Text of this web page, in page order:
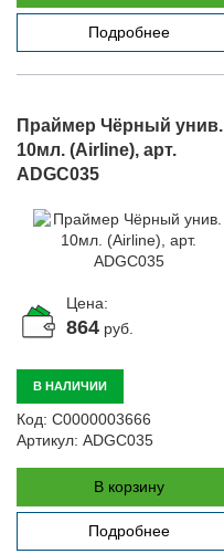
Подробнее
Праймер Чёрный унив.
10мл. (Airline), арт.
ADGC035
Цена:
864 руб.
В НАЛИЧИИ
Код: С0000003666
Артикул: ADGC035
В корзину
Подробнее